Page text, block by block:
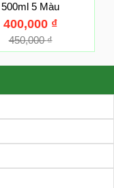
500ml 5 Màu
450,000₫
400,000 ₫